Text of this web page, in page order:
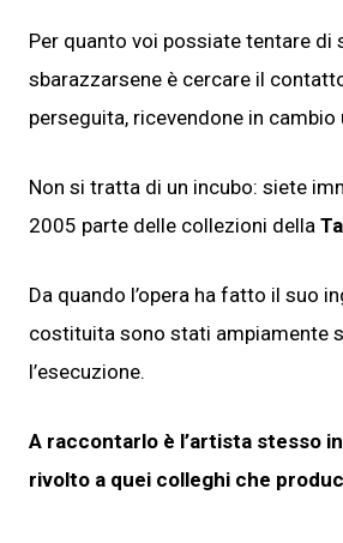
Per quanto voi possiate tentare di
sbarazzarsene è cercare il
perseguita, ricevendone in
Non si tratta di un incubo: siete
2005 parte delle collezioni della
Da quando l’opera ha fatto il suo
costituita sono stati ampiamente
l’esecuzione.
A raccontarlo è l’artista stesso in
rivolto a quei colleghi che